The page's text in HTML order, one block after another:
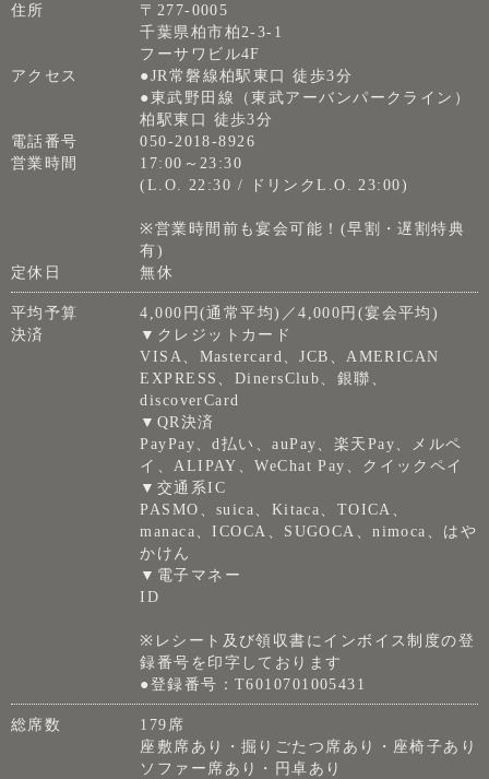
住所
〒277-0005
千葉県柏市柏2-3-1
フーサワビル4F
アクセス
●JR常磐線柏駅東口 徒歩3分
●東武野田線（東武アーバンパークライン）
柏駅東口 徒歩3分
電話番号
050-2018-8926
営業時間
17:00～23:30
(L.O. 22:30 / ドリンクL.O. 23:00)
※営業時間前も宴会可能！(早割・遅割特典
有)
定休日
無休
平均予算
4,000円(通常平均)／4,000円(宴会平均)
決済
▼クレジットカード
VISA、Mastercard、JCB、AMERICAN
EXPRESS、DinersClub、銀聯、
discoverCard
▼QR決済
PayPay、d払い、auPay、楽天Pay、メルペ
イ、ALIPAY、WeChat Pay、クイックペイ
▼交通系IC
PASMO、suica、Kitaca、TOICA、
manaca、ICOCA、SUGOCA、nimoca、はや
かけん
▼電子マネー
ID
※レシート及び領収書にインボイス制度の登
録番号を印字しております
●登録番号：T6010701005431
総席数
179席
座敷席あり・掘りごたつ席あり・座椅子あり
ソファー席あり・円卓あり